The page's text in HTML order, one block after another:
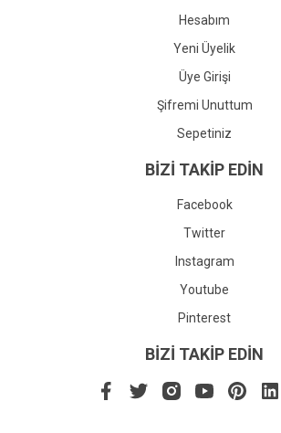
Hesabım
Yeni Üyelik
Üye Girişi
Şifremi Unuttum
Sepetiniz
BİZİ TAKİP EDİN
Facebook
Twitter
Instagram
Youtube
Pinterest
BİZİ TAKİP EDİN